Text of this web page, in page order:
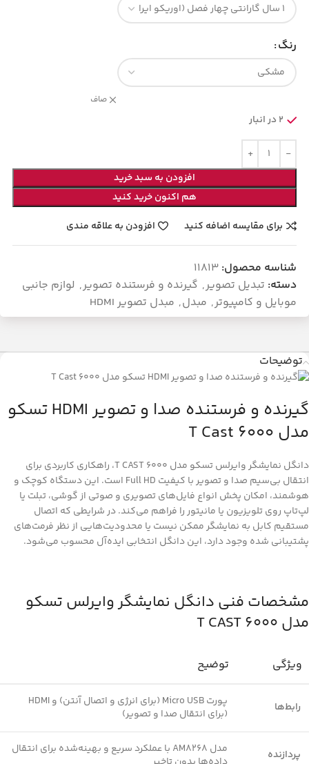
رنگ
صاف
2 در انبار
افزودن به سبد خرید
هم اکنون خرید کنید
برای مقایسه اضافه کنید
افزودن به علاقه مندی
شناسه محصول: 11813
دسته: تبدیل تصویر, گیرنده و فرستنده تصویر, لوازم جانبی
موبایل و کامپیوتر, مبدل, مبدل تصویر HDMI
توضیحات
گیرنده و فرستنده صدا و تصویر HDMI تسکو
مدل T Cast 6000
دانگل نمایشگر وایرلس تسکو مدل T CAST 6000، راهکاری کاربردی برای
انتقال بی‌سیم صدا و تصویر با کیفیت Full HD است. این دستگاه کوچک و
هوشمند، امکان پخش انواع فایل‌های تصویری و صوتی از گوشی، تبلت یا
لپ‌تاپ روی تلویزیون یا مانیتور را فراهم می‌کند. در شرایطی که اتصال
مستقیم کابل به نمایشگر ممکن نیست یا محدودیت‌هایی از نظر فرمت‌های
پشتیبانی شده وجود دارد، این دانگل انتخابی ایده‌آل محسوب می‌شود.
مشخصات فنی دانگل نمایشگر وایرلس تسکو
مدل T CAST 6000
ویژگی توضیح
رابط‌ها
پورت Micro USB (برای انرژی و اتصال آنتن) و HDMI
(برای انتقال صدا و تصویر)
پردازنده
مدل AM8268 با عملکرد سریع و بهینه‌شده برای انتقال